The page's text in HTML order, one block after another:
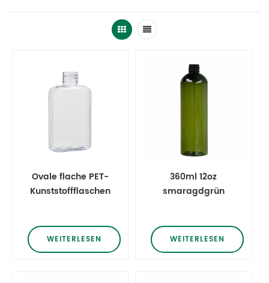
Ovale flache PET-
Kunststoffflaschen
WEITERLESEN
360ml 12oz
smaragdgrün
Flaschen
WEITERLESEN